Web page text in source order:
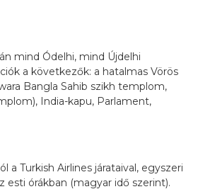
mind Ódelhi, mind Újdelhi
a következők: a hatalmas Vörös
Bangla Sahib szikh templom,
India-kapu, Parlament,
a Turkish Airlines járataival, egyszeri
esti órákban (magyar idő szerint).